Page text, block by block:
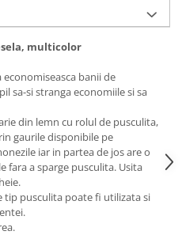
multicolor
banii de
sa-si stranga economiile si sa
din lemn cu rolul de pusculita,
gaurile disponibile pe
iar in partea de jos are o
fara a sparge pusculita. Usita
tip pusculita poate fi utilizata si